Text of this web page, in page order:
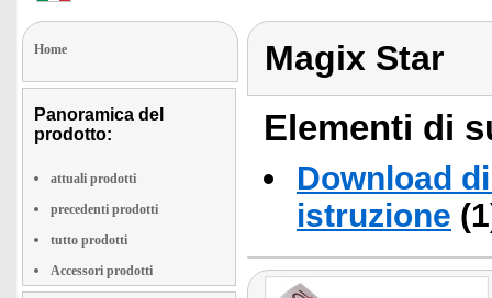
Home
Panoramica del
prodotto:
attuali prodotti
precedenti prodotti
tutto prodotti
Accessori prodotti
Magix Star
Elementi di
Download
istruzione